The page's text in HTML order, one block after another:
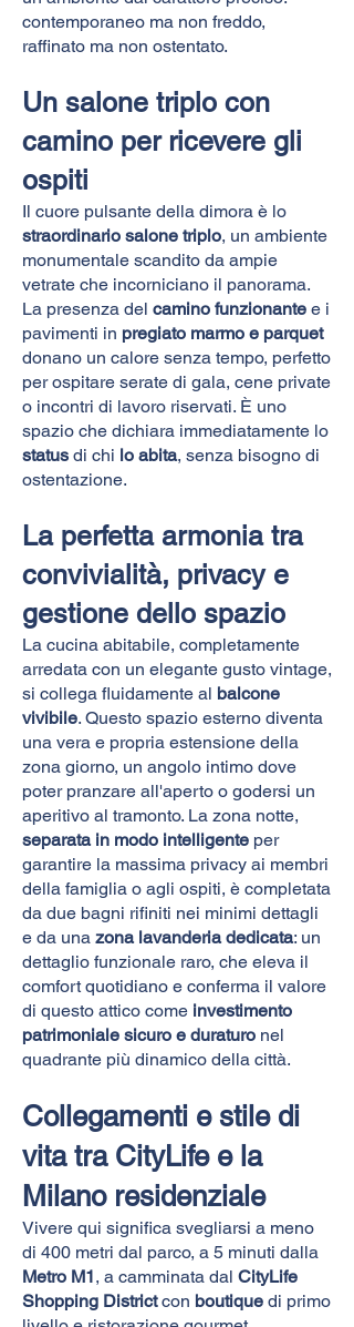
contemporaneo ma non freddo,
raffinato ma non ostentato.
Un salone triplo con
camino per ricevere gli
ospiti
Il cuore pulsante della dimora è lo
straordinario salone triplo, un ambiente
monumentale scandito da ampie
vetrate che incorniciano il panorama.
La presenza del camino funzionante e i
pavimenti in pregiato marmo e parquet
donano un calore senza tempo, perfetto
per ospitare serate di gala, cene private
o incontri di lavoro riservati. È uno
spazio che dichiara immediatamente lo
status di chi lo abita, senza bisogno di
ostentazione.
La perfetta armonia tra
convivialità, privacy e
gestione dello spazio
La cucina abitabile, completamente
arredata con un elegante gusto vintage,
si collega fluidamente al balcone
vivibile. Questo spazio esterno diventa
una vera e propria estensione della
zona giorno, un angolo intimo dove
poter pranzare all'aperto o godersi un
aperitivo al tramonto. La zona notte,
separata in modo intelligente per
garantire la massima privacy ai membri
della famiglia o agli ospiti, è completata
da due bagni rifiniti nei minimi dettagli
e da una zona lavanderia dedicata: un
dettaglio funzionale raro, che eleva il
comfort quotidiano e conferma il valore
di questo attico come investimento
patrimoniale sicuro e duraturo nel
quadrante più dinamico della città.
Collegamenti e stile di
vita tra CityLife e la
Milano residenziale
Vivere qui significa svegliarsi a meno
di 400 metri dal parco, a 5 minuti dalla
Metro M1, a camminata dal CityLife
Shopping Districtcon boutique di primo